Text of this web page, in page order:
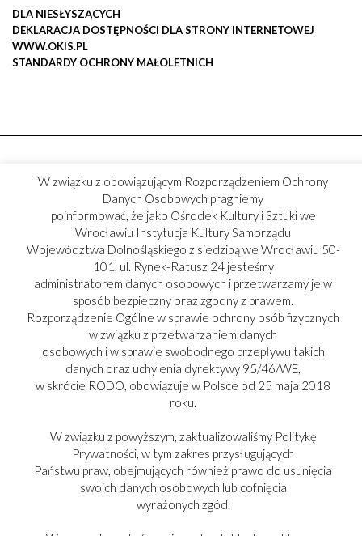
DLA NIESŁYSZĄCYCH
DEKLARACJA DOSTĘPNOŚCI DLA STRONY INTERNETOWEJ
WWW.OKIS.PL
STANDARDY OCHRONY MAŁOLETNICH
W związku z obowiązującym Rozporządzeniem Ochrony
Danych Osobowych pragniemy
poinformować, że jako Ośrodek Kultury i Sztuki we
Wrocławiu Instytucja Kultury Samorządu
Województwa Dolnośląskiego z siedzibą we Wrocławiu 50-
101, ul. Rynek-Ratusz 24 jesteśmy
administratorem danych osobowych i przetwarzamy je w
sposób bezpieczny oraz zgodny z prawem.
Rozporządzenie Ogólne w sprawie ochrony osób fizycznych
w związku z przetwarzaniem danych
osobowych i w sprawie swobodnego przepływu takich
danych oraz uchylenia dyrektywy 95/46/WE,
w skrócie RODO, obowiązuje w Polsce od 25 maja 2018
roku.
W związku z powyższym, zaktualizowaliśmy Politykę
Prywatności, w tym zakres przysługujących
Państwu praw, obejmujących również prawo do usunięcia
swoich danych osobowych lub cofnięcia
wyrażonych zgód.